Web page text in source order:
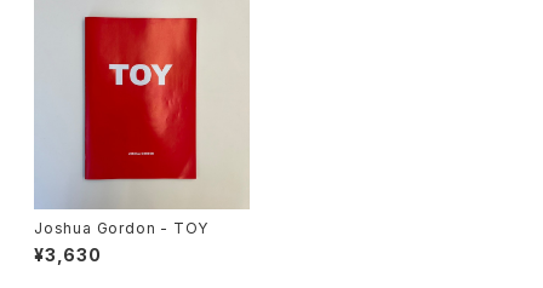
Joshua Gordon - TOY
¥3,630